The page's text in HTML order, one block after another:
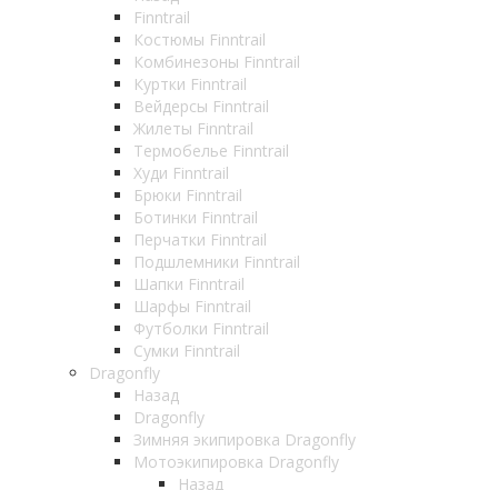
Finntrail
Костюмы Finntrail
Комбинезоны Finntrail
Куртки Finntrail
Вейдерсы Finntrail
Жилеты Finntrail
Термобелье Finntrail
Худи Finntrail
Брюки Finntrail
Ботинки Finntrail
Перчатки Finntrail
Подшлемники Finntrail
Шапки Finntrail
Шарфы Finntrail
Футболки Finntrail
Сумки Finntrail
Dragonfly
Назад
Dragonfly
Зимняя экипировка Dragonfly
Мотоэкипировка Dragonfly
Назад